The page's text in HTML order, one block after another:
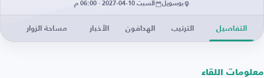
بوسويل السبت 10-04-2027 · 06:00 م
التفاصيل الترتيب الهدافون الأخبار مساحة الزوار
معلومات اللقاء